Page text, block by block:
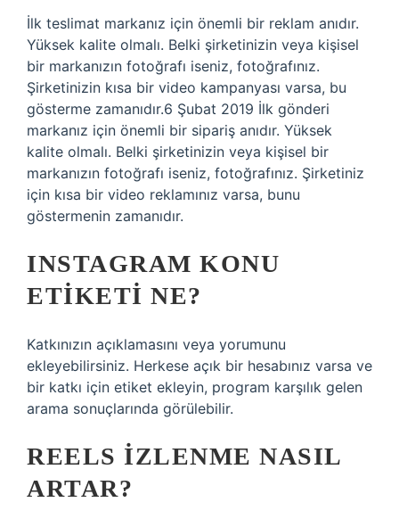
İlk teslimat markanız için önemli bir reklam anıdır.
Yüksek kalite olmalı. Belki şirketinizin veya kişisel
bir markanızın fotoğrafı iseniz, fotoğrafınız.
Şirketinizin kısa bir video kampanyası varsa, bu
gösterme zamanıdır.6 Şubat 2019 İlk gönderi
markanız için önemli bir sipariş anıdır. Yüksek
kalite olmalı. Belki şirketinizin veya kişisel bir
markanızın fotoğrafı iseniz, fotoğrafınız. Şirketiniz
için kısa bir video reklamınız varsa, bunu
göstermenin zamanıdır.
INSTAGRAM KONU
ETIKETI NE?
Katkınızın açıklamasını veya yorumunu
ekleyebilirsiniz. Herkese açık bir hesabınız varsa ve
bir katkı için etiket ekleyin, program karşılık gelen
arama sonuçlarında görülebilir.
REELS IZLENME NASIL
ARTAR?